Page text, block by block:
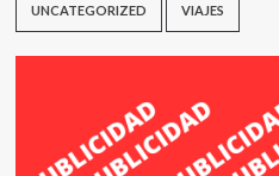
UNCATEGORIZED VIAJES